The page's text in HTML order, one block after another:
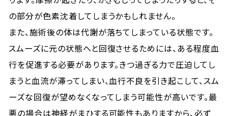
の部分が色素沈着してしまうかもしれません。
また、施術後の体は代謝が落ちてしまっている状態です。
スムーズに元の状態へと回復させるためには、ある程度血
行を促進する必要があります。きつ過ぎる力で圧迫してし
まうと血流が滞ってしまい、血行不良を引き起こして、スム
ーズな回復が望めなくなってしまう可能性が高いです。最
悪の場合は神経がまひする可能性もありますから、必ず